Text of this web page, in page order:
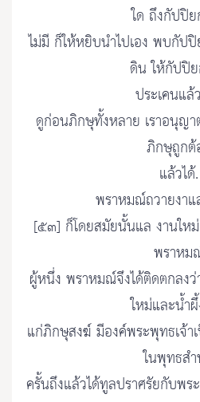
ใด ถึงกัปปิ
ไม่มี ก็ให้หยิบนำไปเอง พบกัป
ดิน ให้กัปปิ
ประเคนแ
ดูก่อนภิกษุทั้งหลาย เราอนุญา
ภิกษุถูกต้
แล้วได้.
พราหมณ์ถวายงาแ
[๕๓] ก็โดยสมัยนั้นแล งานให
พราห
ผู้หนึ่ง พราหมณ์จึงได้ติดตกลง
ใหม่และน้ำ
แก่ภิกษุสงฆ์ มีองค์พระพุทธเจ้า
ในพุทธส
ครั้นถึงแล้วได้ทูลปราศรัยกับพ